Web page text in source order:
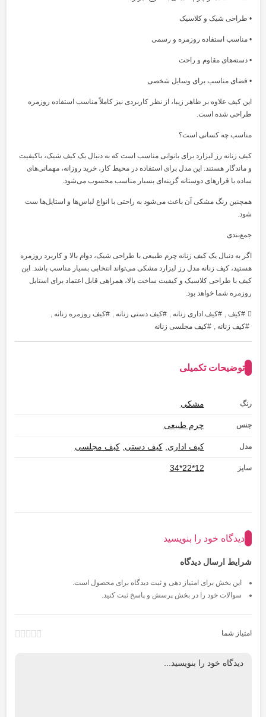
• طراحی شیک و کلاسیک
• مناسب استفاده روزمره و رسمی
• دسته‌های مقاوم و راحت
• فضای مناسب برای وسایل شخصی
این کیف علاوه بر ظاهر زیبا، از نظر کاربردی نیز کاملاً مناسب استفاده روزمره
طراحی شده است.
مناسب چه کسانی است؟
کیف زنانه رز لیزارد برای بانوانی مناسب است که به دنبال یک کیف شیک، باکیفیت
و ماندگار هستند. این مدل برای استفاده در محیط کار، خرید روزانه، مهمانی‌های
ساده یا قرارهای دوستانه گزینه‌ای بسیار مناسب محسوب می‌شود.
همچنین رنگ مشکی آن باعث می‌شود به راحتی با انواع لباس‌ها و استایل‌ها ست
شود.
جمع‌بندی
اگر به دنبال یک کیف زنانه چرم طبیعی با طراحی شیک، دوام بالا و کاربرد روزمره
هستید، کیف زنانه مدل رز لیزارد مشکی می‌تواند انتخابی بسیار مناسب باشد. این
کیف با طراحی کلاسیک و کیفیت ساخت بالا، همراهی قابل اعتماد برای استایل
روزمره شما خواهد بود.
کیف , کیف اداری زنانه , کیف دستی زنانه , کیف روزمره زنانه ,
کیف زنانه , کیف مجلسی زنانه
توضیحات تکمیلی
رنگ مشکی
جنس چرم طبیعی
مدل کیف اداری ,کیف دستی ,کیف مجلسی
سایز 12*22*34
دیدگاه خود را بنویسید
شرایط ارسال دیدگاه
این بخش برای امتیاز دهی و ثبت دیدگاه برای محصول است.
سوالات خود را در بخش پرسش و پاسخ ثبت کنید.
امتیاز شما